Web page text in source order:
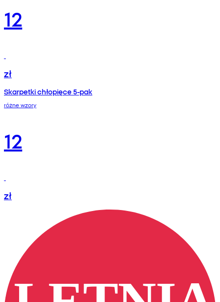
12
zł
Skarpetki chłopięce 5-pak
różne wzory
12
zł